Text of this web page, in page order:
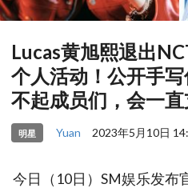
Lucas黄旭熙退出
个人活动！公开手
不起成员们，会一直
明星 Yuan 2023年5月10日
今日（10日）SM娱乐发布